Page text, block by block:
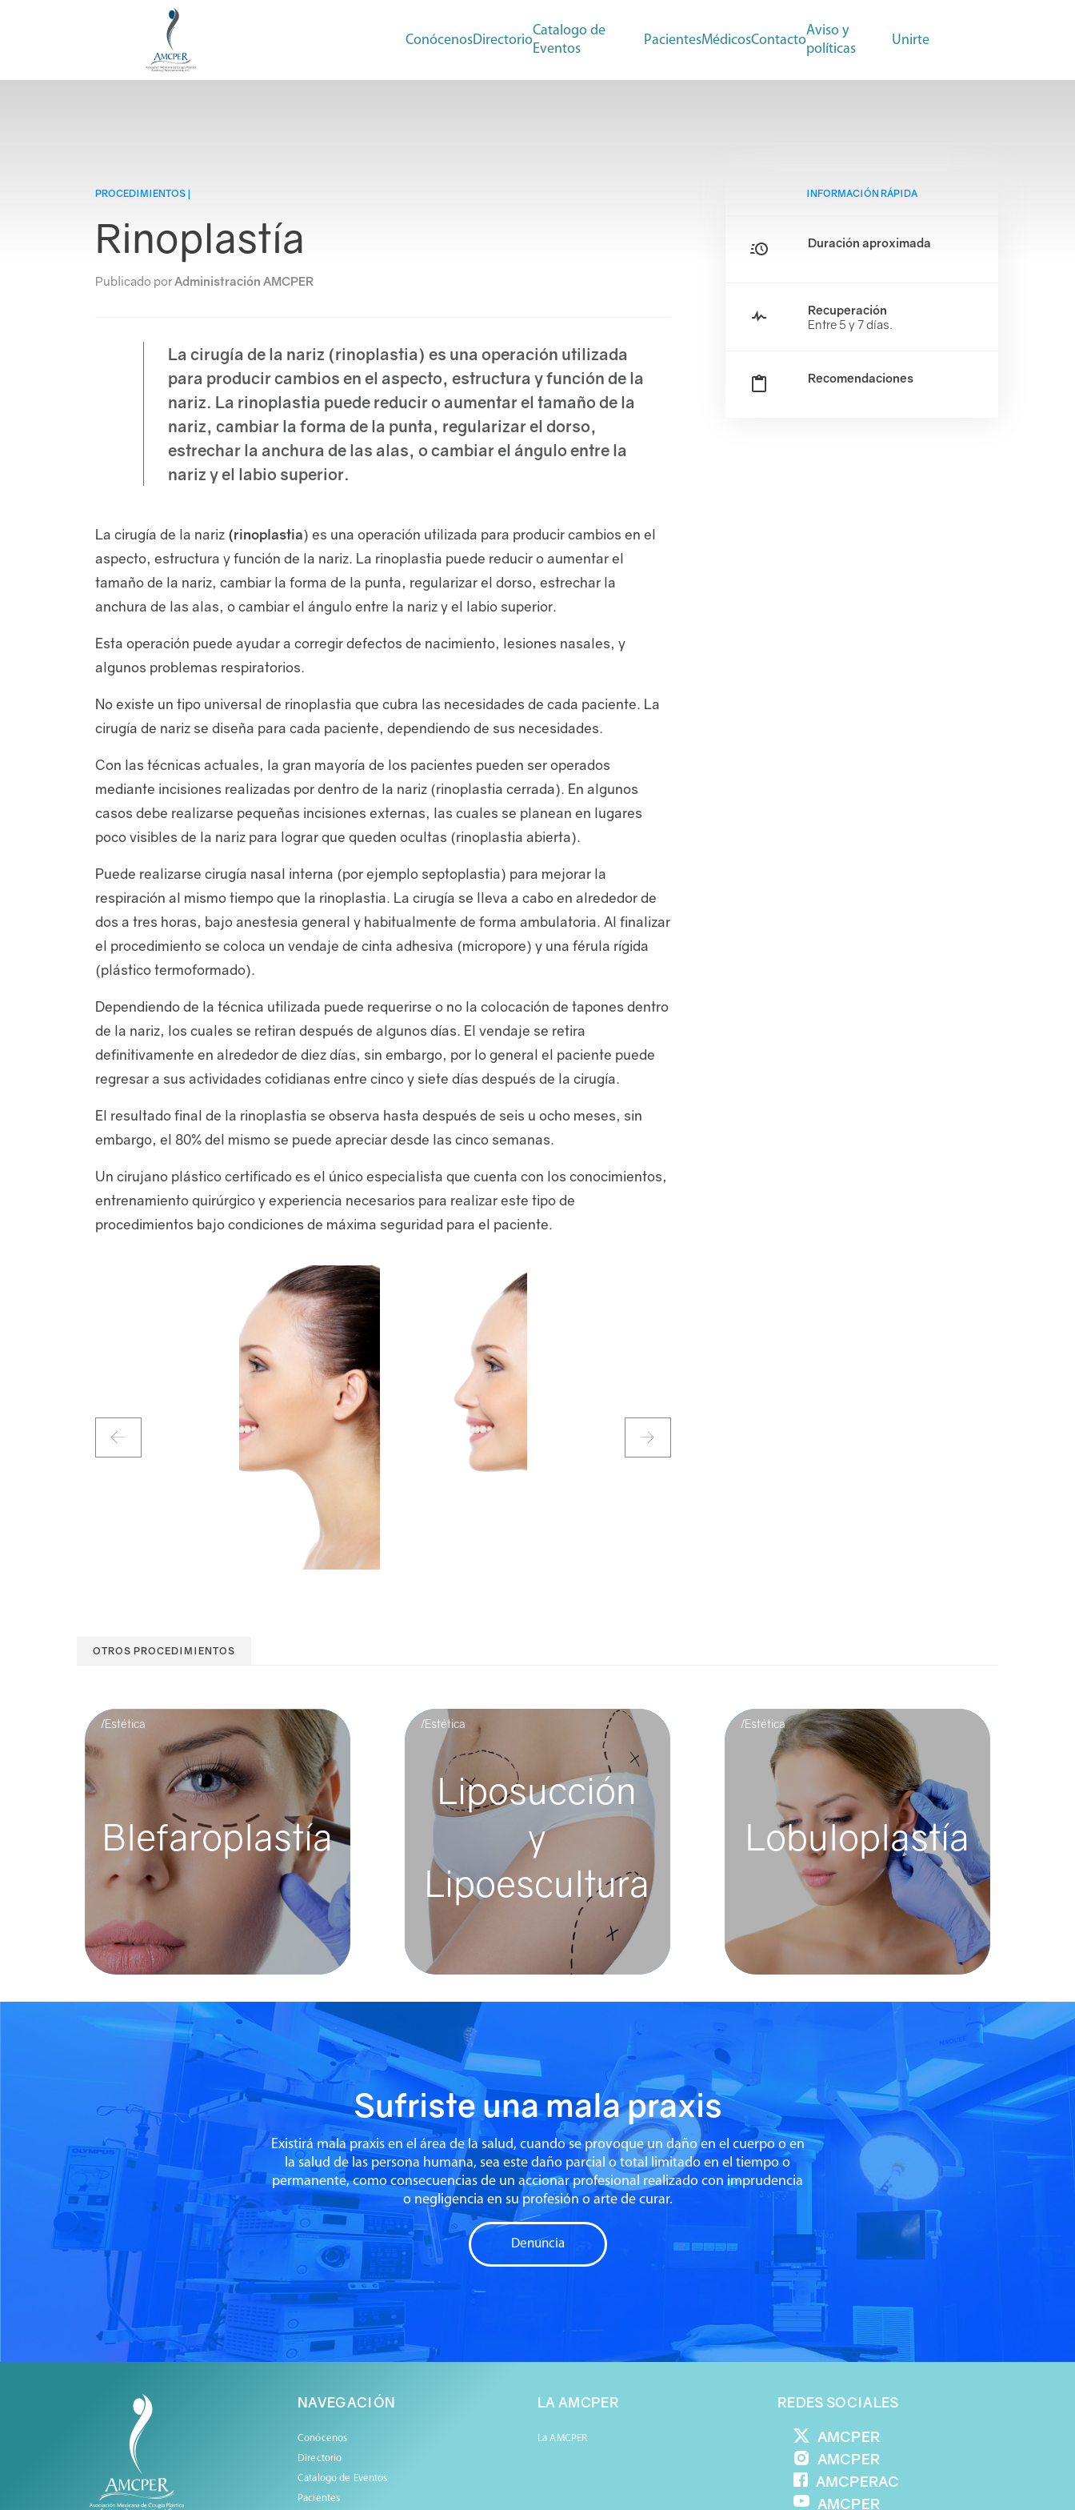
ConócenosDirectorio
Catalogo de
Eventos
PacientesMédicosContacto
Aviso y
políticas
Unirte
PROCEDIMIENTOS |
Rinoplastía
Publicado porAdministración AMCPER
La cirugía de la nariz (rinoplastia) es una operación utilizada
para producir cambios en el aspecto, estructura y función de la
nariz. La rinoplastia puede reducir o aumentar el tamaño de la
nariz, cambiar la forma de la punta, regularizar el dorso,
estrechar la anchura de las alas, o cambiar el ángulo entre la
nariz y el labio superior.
La cirugía de la nariz (rinoplastia) es una operación utilizada para producir cambios en el
aspecto, estructura y función de la nariz. La rinoplastia puede reducir o aumentar el
tamaño de la nariz, cambiar la forma de la punta, regularizar el dorso, estrechar la
anchura de las alas, o cambiar el ángulo entre la nariz y el labio superior.
Esta operación puede ayudar a corregir defectos de nacimiento, lesiones nasales, y
algunos problemas respiratorios.
No existe un tipo universal de rinoplastia que cubra las necesidades de cada paciente. La
cirugía de nariz se diseña para cada paciente, dependiendo de sus necesidades.
Con las técnicas actuales, la gran mayoría de los pacientes pueden ser operados
mediante incisiones realizadas por dentro de la nariz (rinoplastia cerrada). En algunos
casos debe realizarse pequeñas incisiones externas, las cuales se planean en lugares
poco visibles de la nariz para lograr que queden ocultas (rinoplastia abierta).
Puede realizarse cirugía nasal interna (por ejemplo septoplastia) para mejorar la
respiración al mismo tiempo que la rinoplastia. La cirugía se lleva a cabo en alrededor de
dos a tres horas, bajo anestesia general y habitualmente de forma ambulatoria. Al finalizar
el procedimiento se coloca un vendaje de cinta adhesiva (micropore) y una férula rígida
(plástico termoformado).
Dependiendo de la técnica utilizada puede requerirse o no la colocación de tapones dentro
de la nariz, los cuales se retiran después de algunos días. El vendaje se retira
definitivamente en alrededor de diez días, sin embargo, por lo general el paciente puede
regresar a sus actividades cotidianas entre cinco y siete días después de la cirugía.
El resultado final de la rinoplastia se observa hasta después de seis u ocho meses, sin
embargo, el 80% del mismo se puede apreciar desde las cinco semanas.
Un cirujano plástico certificado es el único especialista que cuenta con los conocimientos,
entrenamiento quirúrgico y experiencia necesarios para realizar este tipo de
procedimientos bajo condiciones de máxima seguridad para el paciente.
INFORMACIÓN RÁPIDA
Duración aproximada
Recuperación
Entre 5 y 7 días.
Recomendaciones
OTROS PROCEDIMIENTOS
/Estética
Blefaroplastía
La blefaroplastía es un procedimiento
quirúrgico cuyo fin es eliminar el
exceso de piel, grasa y músculo de ...
Blefaroplastía
/Estética
Liposucción y
Lipoescultura
La liposucción es una técnica
quirúrgica utilizada para eliminar
depósitos de grasa inestéticos de
determinadas áreas d...
Liposucción
y
Lipoescultura
/Estética
Lobuloplastía
Es un procedimiento quirúrgico
destinado a reparar defectos en el
lóbulo de la oreja, por ejemplo, un
Lobuloplastía
Sufriste una mala praxis
Existirá mala praxis en el área de la salud, cuando se provoque un daño en el cuerpo o en
la salud de las persona humana, sea este daño parcial o total limitado en el tiempo o
permanente, como consecuencias de un accionar profesional realizado con imprudencia
o negligencia en su profesión o arte de curar.
Denuncia
NAVEGACIÓN
Conócenos
Directorio
Catalogo de Eventos
Pacientes
LA AMCPER
La AMCPER
REDES SOCIALES
AMCPER
AMCPER
AMCPERAC
AMCPER